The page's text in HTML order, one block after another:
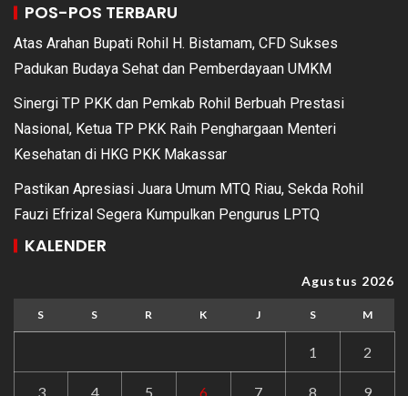
POS-POS TERBARU
Atas Arahan Bupati Rohil H. Bistamam, CFD Sukses
Padukan Budaya Sehat dan Pemberdayaan UMKM
Sinergi TP PKK dan Pemkab Rohil Berbuah Prestasi
Nasional, Ketua TP PKK Raih Penghargaan Menteri
Kesehatan di HKG PKK Makassar
Pastikan Apresiasi Juara Umum MTQ Riau, Sekda Rohil
Fauzi Efrizal Segera Kumpulkan Pengurus LPTQ
KALENDER
Agustus 2026
S S R K J S M
1 2
3 4 5 6 7 8 9